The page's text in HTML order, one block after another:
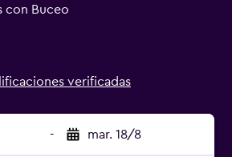
con Buceo
verificadas
- mar. 18/8